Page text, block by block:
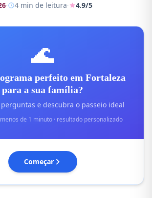
· 4 min de leitura· 4.9/5
🌊
perfeito em Fortaleza
para a sua família?
perguntas e descubra o passeio ideal
de 1 minuto · resultado personalizado
Começar